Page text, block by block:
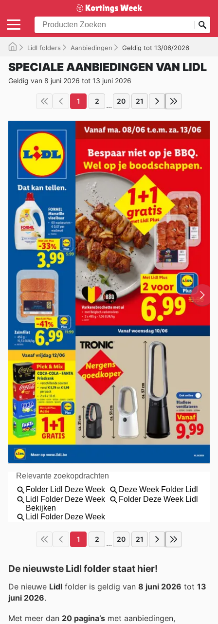
Lidl folders Aanbiedingen Geldig tot 13/06/2026
SPECIALE AANBIEDINGEN VAN LIDL
Geldig van 8 juni 2026 tot 13 juni 2026
1 2 ... 20 21
1 2 ... 20 21
De nieuwste Lidl folder staat hier!
De nieuwe Lidl folder is geldig van 8 juni 2026 tot 13
juni 2026.
Met meer dan 20 pagina’s met aanbiedingen,